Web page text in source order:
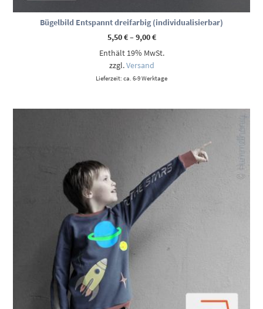
Bügelbild Entspannt dreifarbig (individualisierbar)
5,50€–9,00€Preisspanne:
bis
Enthält 19% MwSt.
zzgl.Versand
Lieferzeit: ca. 6-9 Werktage